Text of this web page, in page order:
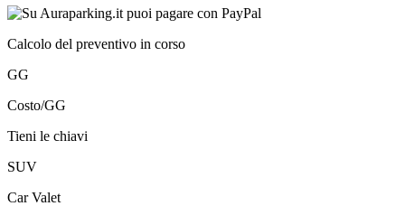
Calcolo del preventivo in corso
GG
Costo/GG
Tieni le chiavi
SUV
Car Valet